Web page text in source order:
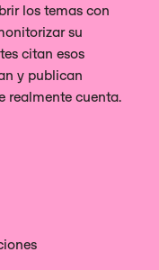
los temas con
su
citan esos
y publican
realmente cuenta.